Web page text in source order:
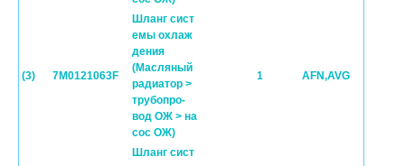
(3) 7M0121063F
Шланг сист
емы охлаж
дения
(Масляный
радиатор >
трубопро-
вод ОЖ > на
сос ОЖ)
1 AFN,AVG
Шланг сист